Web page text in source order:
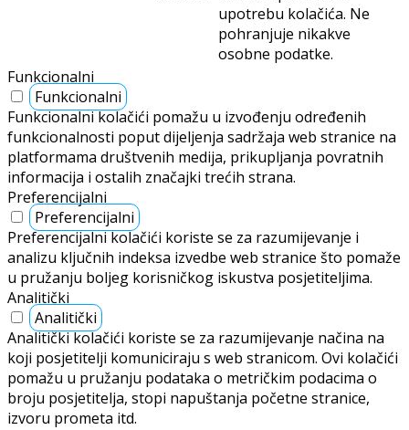
upotrebu kolačića. Ne
pohranjuje nikakve
osobne podatke.
Funkcionalni
Funkcionalni
Funkcionalni kolačići pomažu u izvođenju određenih
funkcionalnosti poput dijeljenja sadržaja web stranice na
platformama društvenih medija, prikupljanja povratnih
informacija i ostalih značajki trećih strana.
Preferencijalni
Preferencijalni
Preferencijalni kolačići koriste se za razumijevanje i
analizu ključnih indeksa izvedbe web stranice što pomaže
u pružanju boljeg korisničkog iskustva posjetiteljima.
Analitički
Analitički
Analitički kolačići koriste se za razumijevanje načina na
koji posjetitelji komuniciraju s web stranicom. Ovi kolačići
pomažu u pružanju podataka o metričkim podacima o
broju posjetitelja, stopi napuštanja početne stranice,
izvoru prometa itd.